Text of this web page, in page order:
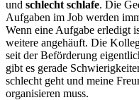
und schlecht schlafe. Die
Aufgaben im Job werden
Wenn eine Aufgabe erledigt
weitere angehäuft. Die
seit der Beförderung
gibt es gerade
schlecht geht und meine
organisieren muss.